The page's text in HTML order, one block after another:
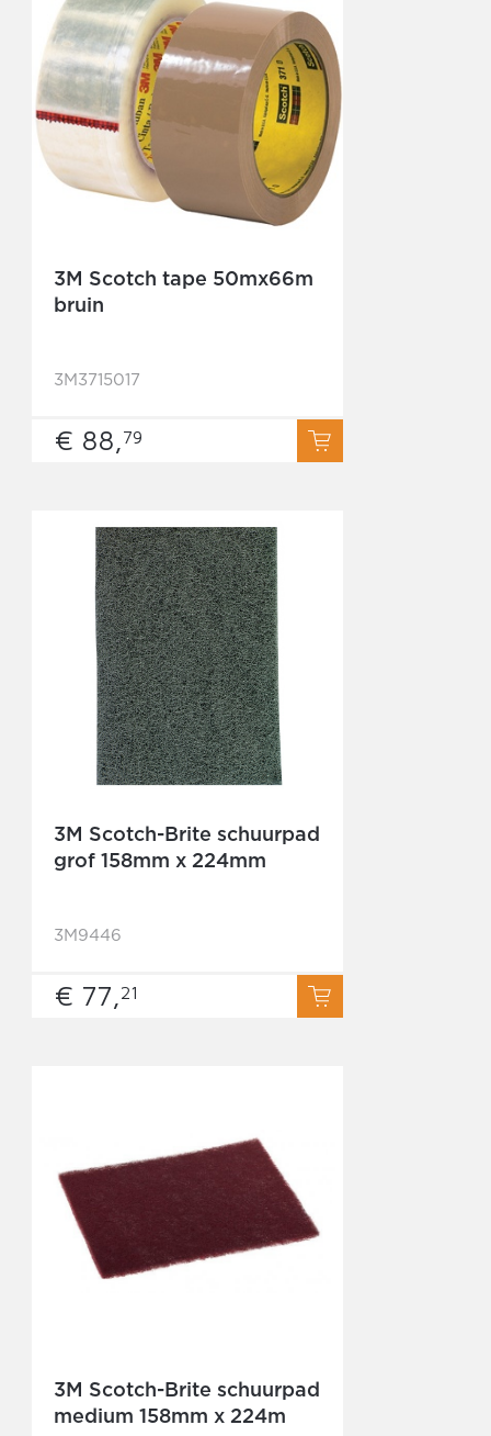
3M Scotch tape 50mx66m
bruin
3M3715017
€ 88,79
3M Scotch-Brite schuurpad
grof 158mm x 224mm
3M9446
€ 77,21
3M Scotch-Brite schuurpad
medium 158mm x 224m